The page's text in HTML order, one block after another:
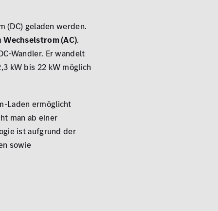
(DC) geladen werden.
Wechselstrom (AC).
Wandler. Er wandelt
kW bis 22 kW möglich
Laden ermöglicht
man ab einer
ist aufgrund der
sowie